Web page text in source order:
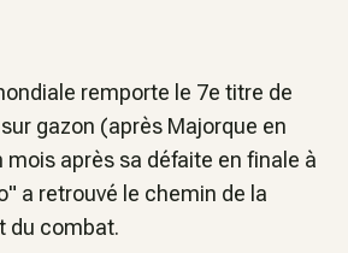
remporte le 7e titre de
gazon (après Majorque en
mois après sa défaite en finale à
a retrouvé le chemin de la
du combat.